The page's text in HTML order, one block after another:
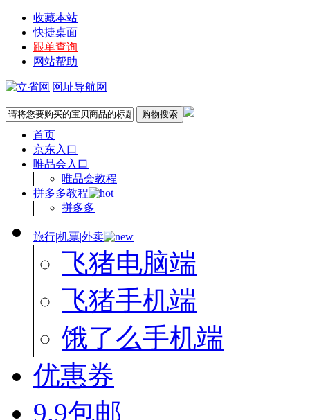
收藏本站
快捷桌面
跟单查询
网站帮助
首页
京东入口
唯品会入口
唯品会教程
拼多多教程
拼多多
旅行|机票|外卖
飞猪电脑端
飞猪手机端
饿了么手机端
优惠券
9.9包邮